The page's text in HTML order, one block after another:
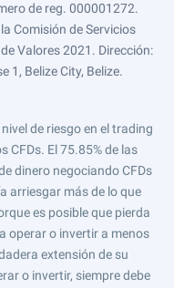
de reg. 000001272.
Comisión de Servicios
Valores 2021. Dirección:
1, Belize City, Belize.
de riesgo en el trading
CFDs. El 75.85% de las
dinero negociando CFDs
arriesgar más de lo que
es posible que pierda
operar o invertir a menos
extensión de su
o invertir, siempre debe